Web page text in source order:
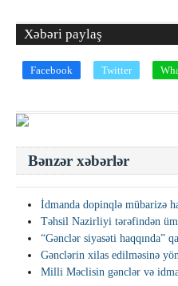
Xəbəri paylaş
Facebook Twitter
Bənzər xəbərlər
İdmanda dopinqlə mübarizə
Təhsil Nazirliyi tərəfindən
“Gənclər siyasəti haqqında”
Gənclərin xilas edilməsinə
Milli Məclisin gənclər və